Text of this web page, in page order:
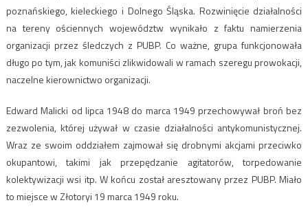
poznańskiego, kieleckiego i Dolnego Śląska. Rozwinięcie działalności
na tereny ościennych województw wynikało z faktu namierzenia
organizacji przez śledczych z PUBP. Co ważne, grupa funkcjonowała
długo po tym, jak komuniści zlikwidowali w ramach szeregu prowokacji,
naczelne kierownictwo organizacji.
Edward Malicki od lipca 1948 do marca 1949 przechowywał broń bez
zezwolenia, której używał w czasie działalności antykomunistycznej.
Wraz ze swoim oddziałem zajmował się drobnymi akcjami przeciwko
okupantowi, takimi jak przepędzanie agitatorów, torpedowanie
kolektywizacji wsi itp. W końcu został aresztowany przez PUBP. Miało
to miejsce w Złotoryi 19 marca 1949 roku.